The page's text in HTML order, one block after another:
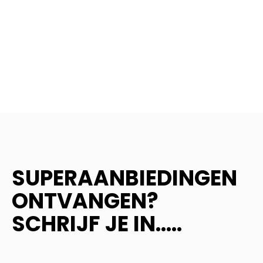
SUPERAANBIEDINGEN
ONTVANGEN?
SCHRIJF JE IN.....